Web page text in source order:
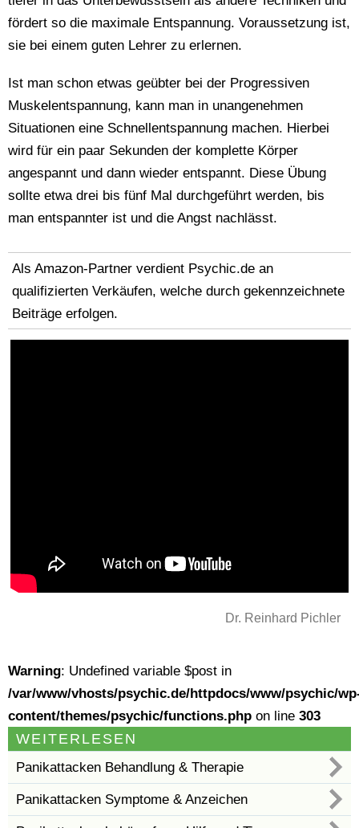
fördert so die maximale Entspannung. Voraussetzung ist,
sie bei einem guten Lehrer zu erlernen.
Ist man schon etwas geübter bei der Progressiven
Muskelentspannung, kann man in unangenehmen
Situationen eine Schnellentspannung machen. Hierbei
wird für ein paar Sekunden der komplette Körper
angespannt und dann wieder entspannt. Diese Übung
sollte etwa drei bis fünf Mal durchgeführt werden, bis
man entspannter ist und die Angst nachlässt.
Dr. Reinhard Pichler
Warning: Undefined variable $post in
/var/www/vhosts/psychic.de/httpdocs/www/psychic/
content/themes/psychic/functions.php on line 303
WEITERLESEN
Panikattacken Behandlung & Therapie
Panikattacken Symptome & Anzeichen